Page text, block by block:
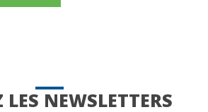
LES NEWSLETTERS